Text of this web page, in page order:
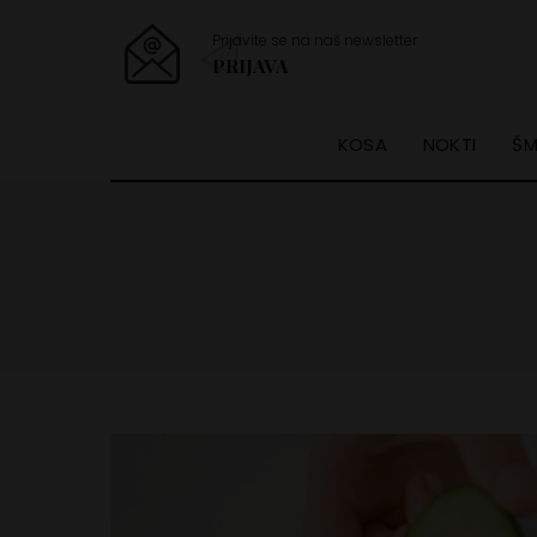
Prijavite se na naš newsletter
PRIJAVA
KOSA NOKTI